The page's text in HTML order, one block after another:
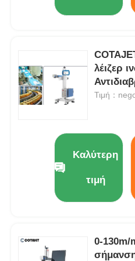
λέιζερ
Τιμή：
Καλύτερη
τιμή
0-130m/